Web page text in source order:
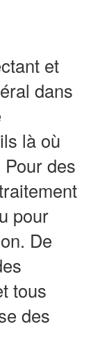
et
dans
là où
des
pour
De
tous
des